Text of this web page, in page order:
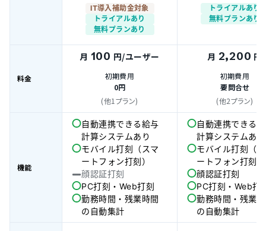
IT導入補助金対象
トライアルあり
無料プランあり
トライアルあり
無料プランあり
料金
月 100 円/ユーザー
初期費用
0円
(他1プラン)
月 2,200 円
初期費用
要問合せ
(他2プラン)
機能
自動連携できる給与
計算システムあり
モバイル打刻（スマ
ートフォン打刻）
顔認証打刻
PC打刻・Web打刻
勤務時間・残業時間
の自動集計
自動連携できる
計算システムあり
モバイル打刻（
ートフォン打刻）
顔認証打刻
PC打刻・Web打
勤務時間・残業
の自動集計